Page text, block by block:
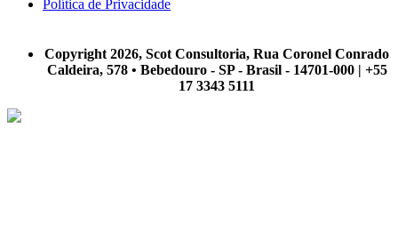
Política de Privacidade
Copyright 2026, Scot Consultoria, Rua Coronel Conrado
Caldeira, 578 • Bebedouro - SP - Brasil - 14701-000 | +55
17 3343 5111